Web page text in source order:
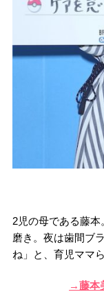
2児の母である藤
磨き。夜は歯間ブ
ね」と、育児ママ
→藤本